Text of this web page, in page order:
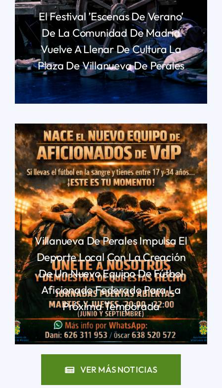
El Festival ’Escenas De Verano’
De La Comunidad De Madrid
Vuelve A Llenar De Cultura La
Plaza De Villanueva De Perales
LEER MÁS
Villanueva De Perales Impulsa El
Deporte Local Con La Creación
De Un Nuevo Equipo De Fútbol
Aficionado Federado Para La
Próxima Temporada
LEER MÁS
VER MÁS NOTICIAS